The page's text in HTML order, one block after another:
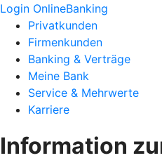
Login OnlineBanking
Privatkunden
Firmenkunden
Banking & Verträge
Meine Bank
Service & Mehrwerte
Karriere
Information